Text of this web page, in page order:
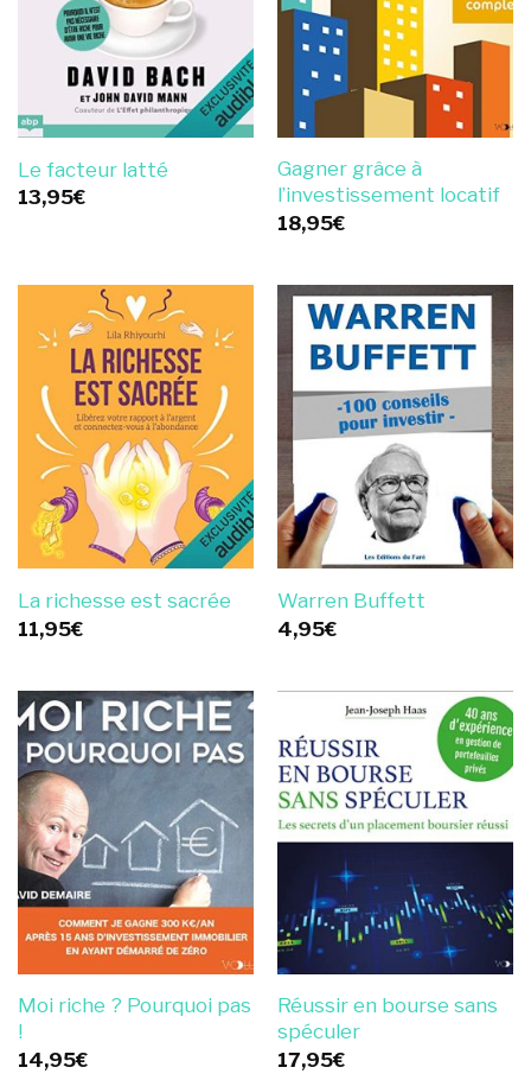
Le facteur latté
13,95€
Gagner grâce à
l’investissement locatif
18,95€
La richesse est sacrée
11,95€
Warren Buffett
4,95€
Moi riche ? Pourquoi pas
!
14,95€
Réussir en bourse sans
spéculer
17,95€